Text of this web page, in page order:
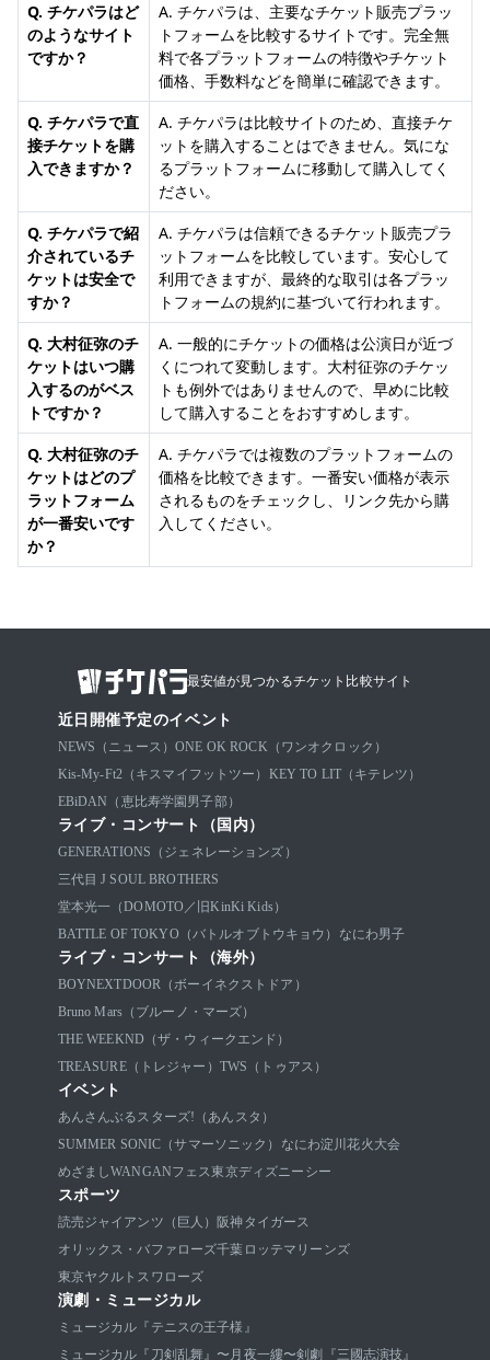
Q. チケパラはど
のようなサイト
ですか？
A. チケパラは、主要なチケット販売プラッ
トフォームを比較するサイトです。完全無
料で各プラットフォームの特徴やチケット
価格、手数料などを簡単に確認できます。
Q. チケパラで直
接チケットを購
入できますか？
A. チケパラは比較サイトのため、直接チケ
ットを購入することはできません。気にな
るプラットフォームに移動して購入してく
ださい。
Q. チケパラで紹
介されているチ
ケットは安全で
すか？
A. チケパラは信頼できるチケット販売プラ
ットフォームを比較しています。安心して
利用できますが、最終的な取引は各プラッ
トフォームの規約に基づいて行われます。
Q. 大村征弥のチ
ケットはいつ購
入するのがベス
トですか？
A. 一般的にチケットの価格は公演日が近づ
くにつれて変動します。大村征弥のチケッ
トも例外ではありませんので、早めに比較
して購入することをおすすめします。
Q. 大村征弥のチ
ケットはどのプ
ラットフォーム
が一番安いです
か？
A. チケパラでは複数のプラットフォームの
価格を比較できます。一番安い価格が表示
されるものをチェックし、リンク先から購
入してください。
最安値が見つかるチケット比較サイト
近日開催予定のイベント
NEWS（ニュース） ONE OK ROCK（ワンオクロック）
Kis-My-Ft2（キスマイフットツー） KEY TO LIT（キテレツ）
EBiDAN（恵比寿学園男子部）
ライブ・コンサート（国内）
GENERATIONS（ジェネレーションズ）
三代目 J SOUL BROTHERS
堂本光一（DOMOTO／旧KinKi Kids）
BATTLE OF TOKYO（バトルオブトウキョウ）
なにわ男子
ライブ・コンサート（海外）
BOYNEXTDOOR（ボーイネクストドア）
Bruno Mars（ブルーノ・マーズ）
THE WEEKND（ザ・ウィークエンド）
TREASURE（トレジャー） TWS（トゥアス）
イベント
あんさんぶるスターズ!（あんスタ）
SUMMER SONIC（サマーソニック） なにわ淀川花火大会
めざましWANGANフェス東京ディズニーシー
スポーツ
読売ジャイアンツ（巨人）
阪神タイガース
オリックス・バファローズ千葉ロッテマリーンズ
東京ヤクルトスワローズ
演劇・ミュージカル
ミュージカル『テニスの王子様』
ミュージカル『刀剣乱舞』〜月夜一縷〜剣劇『三國志演技』